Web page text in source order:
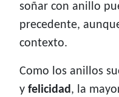
soñar con anillo
precedente,
contexto.
Como los anillos
y felicidad, la